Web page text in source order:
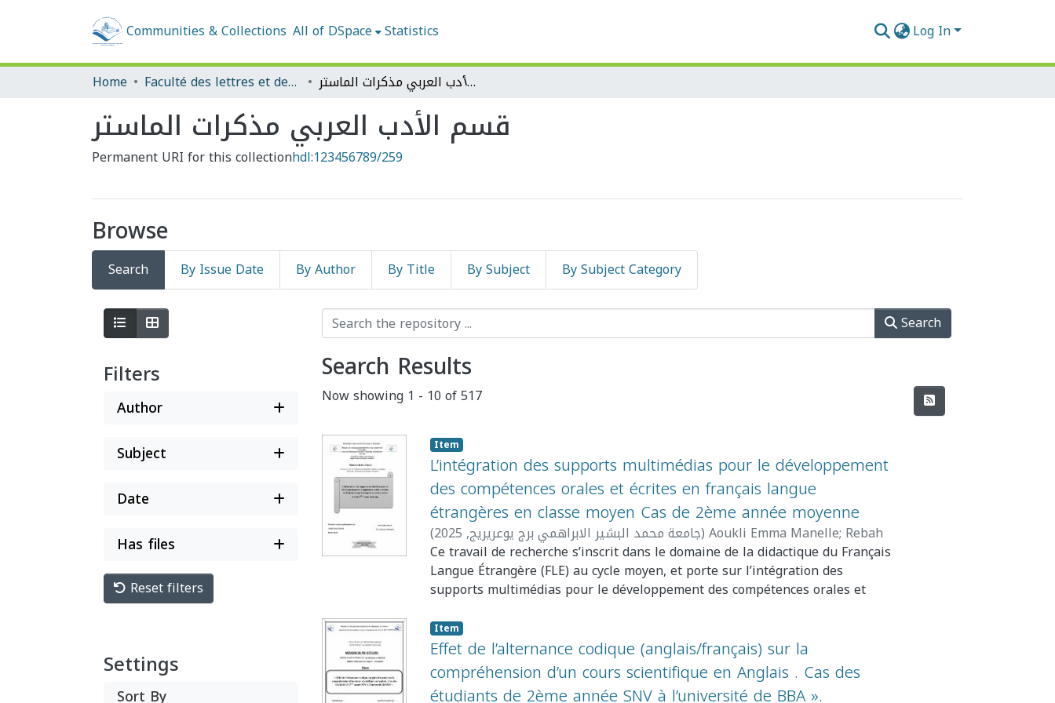
Communities & Collections All of DSpace Statistics Log In
Home Faculté des lettres et des langues قسم الأدب العربي مذكرات الماستر
قسم الأدب العربي مذكرات الماستر
Permanent URI for this collectionhdl:123456789/259
Browse
Search By Issue Date By Author By Title By Subject By Subject Category
Filters
Author
Subject
Date
Has files
Reset filters
Settings
Sort By
Search
Search Results
Now showing 1 - 10 of 517
Item
L’intégration des supports multimédias pour le développement
des compétences orales et écrites en français langue
étrangères en classe moyen Cas de 2ème année moyenne
( جامعة محمد البشير الابراهمي برج يوعريريج,
2025 )Aoukli Emma Manelle; Rebah
Houda
Ce travail de recherche s’inscrit dans le domaine de la didactique du Français
Langue Étrangère (FLE) au cycle moyen, et porte sur l’intégration des
supports multimédias pour le développement des compétences orales et
de cette étude est de comprendre dans quelle mesure les outils multimédias
peuvent enrichir le processus d’enseignement-apprentissage et contribuer à
améliorer les performances des élèves tant à l’oral qu’à l’écrit.
Notre démarche consiste à analyser l’impact des supports multimédias
Item
Effet de l’alternance codique (anglais/français) sur la
compréhension d’un cours scientifique en Anglais . Cas des
étudiants de 2ème année SNV à l’université de BBA ».